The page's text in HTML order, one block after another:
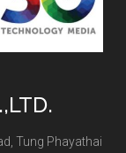
Tung Phayathai